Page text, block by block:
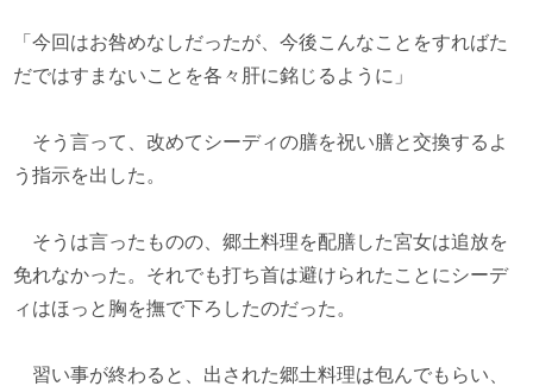
「今回はお咎めなしだったが、今後こんなことをすればた
だではすまないことを各々肝に銘じるように」
そう言って、改めてシーディの膳を祝い膳と交換するよ
う指示を出した。
そうは言ったものの、郷土料理を配膳した宮女は追放を
免れなかった。それでも打ち首は避けられたことにシーデ
ィはほっと胸を撫で下ろしたのだった。
習い事が終わると、出された郷土料理は包んでもらい、